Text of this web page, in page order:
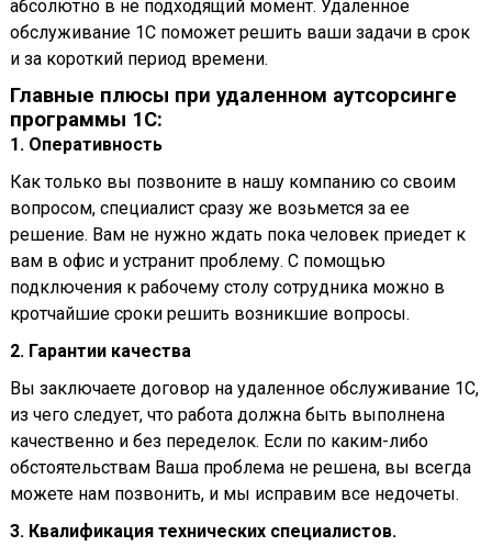
абсолютно в не подходящий момент. Удаленное
обслуживание 1С поможет решить ваши задачи в срок
и за короткий период времени.
Главные плюсы при удаленном аутсорсинге
программы 1С:
1. Оперативность
Как только вы позвоните в нашу компанию со своим
вопросом, специалист сразу же возьмется за ее
решение. Вам не нужно ждать пока человек приедет к
вам в офис и устранит проблему. С помощью
подключения к рабочему столу сотрудника можно в
кротчайшие сроки решить возникшие вопросы.
2. Гарантии качества
Вы заключаете договор на удаленное обслуживание 1С,
из чего следует, что работа должна быть выполнена
качественно и без переделок. Если по каким-либо
обстоятельствам Ваша проблема не решена, вы всегда
можете нам позвонить, и мы исправим все недочеты.
3. Квалификация технических специалистов.